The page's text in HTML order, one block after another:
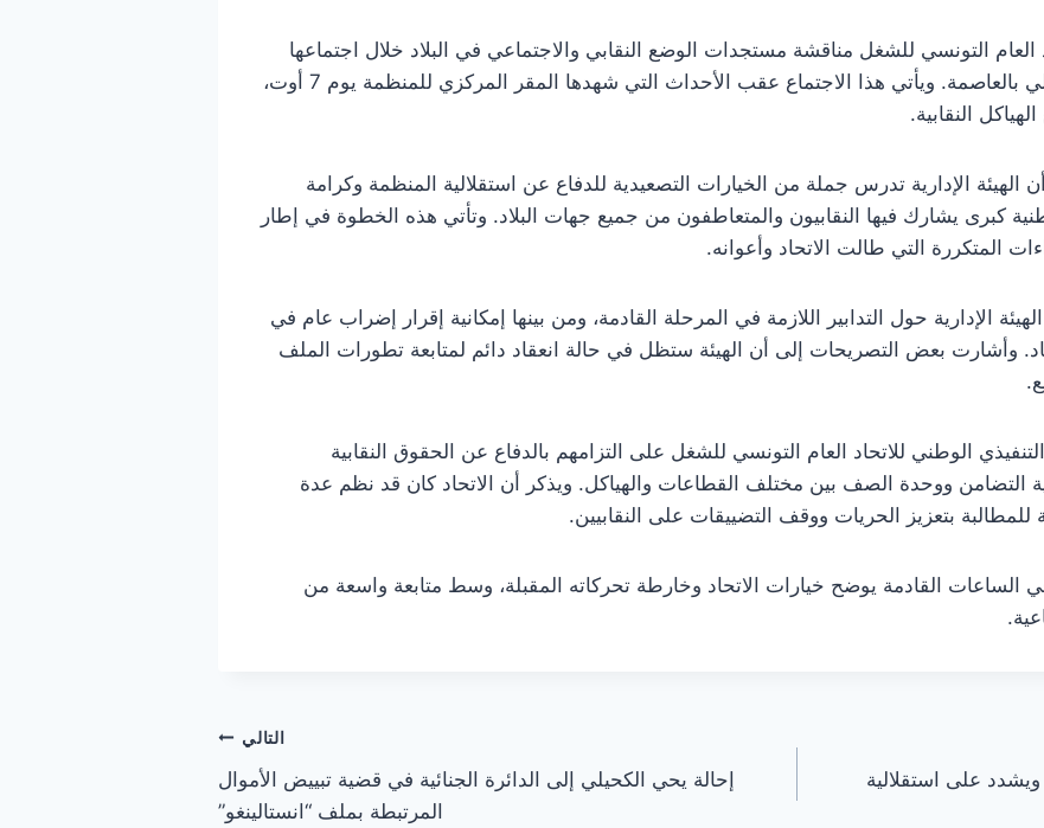
العام التونسي للشغل مناقشة مستجدات الوضع النقابي والاجتماعي في البلاد خلال اجتماعها
الجاري بمقر الاتحاد بساحة محمد علي بالعاصمة. ويأتي هذا الاجتماع عقب الأحداث التي شهدها المقر المركزي للمنظمة يوم 7 أوت،
النقابية.
الإدارية تدرس جملة من الخيارات التصعيدية للدفاع عن استقلالية المنظمة وكرامة
كبرى يشارك فيها النقابيون والمتعاطفون من جميع جهات البلاد. وتأتي هذه الخطوة في إطار
المتكررة التي طالت الاتحاد وأعوانه.
الإدارية حول التدابير اللازمة في المرحلة القادمة، ومن بينها إمكانية إقرار إضراب عام في
وأشارت بعض التصريحات إلى أن الهيئة ستظل في حالة انعقاد دائم لمتابعة تطورات الملف
الوطني للاتحاد العام التونسي للشغل على التزامهم بالدفاع عن الحقوق النقابية
التضامن ووحدة الصف بين مختلف القطاعات والهياكل. ويذكر أن الاتحاد كان قد نظم عدة
بتعزيز الحريات ووقف التضييقات على النقابيين.
القادمة يوضح خيارات الاتحاد وخارطة تحركاته المقبلة، وسط متابعة واسعة من
على استقلالية
التالي
إحالة يحي الكحيلي إلى الدائرة الجنائية في قضية تبييض الأموال
المرتبطة بملف “انستالينغو”